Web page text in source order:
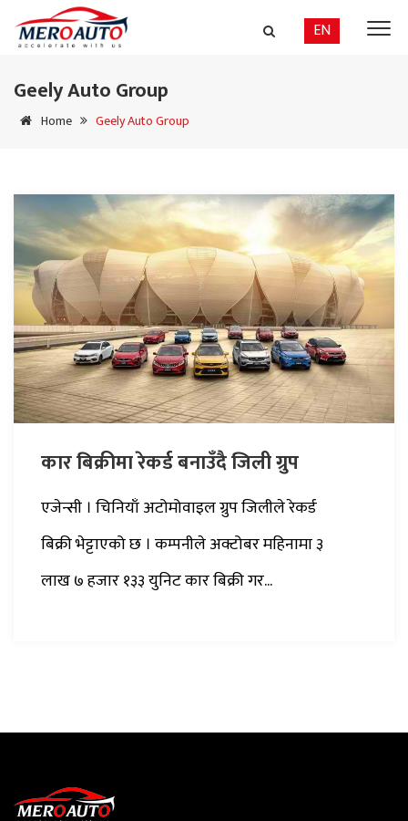
EN
Geely Auto Group
Home Geely Auto Group
कार बिक्रीमा रेकर्ड बनाउँदै जिली ग्रुप
एजेन्सी । चिनियाँ अटोमोवाइल ग्रुप जिलीले रेकर्ड
बिक्री भेट्टाएको छ । कम्पनीले अक्टोबर महिनामा ३
लाख ७ हजार १३३ युनिट कार बिक्री गर...